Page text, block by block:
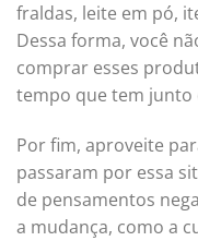
fraldas, leite em pó,
Dessa forma, você
comprar esses
tempo que tem junto
Por fim, aproveite
passaram por essa
de pensamentos
a mudança, como a